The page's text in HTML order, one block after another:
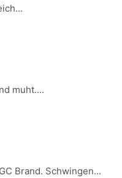
muht....
Brand. Schwingen...